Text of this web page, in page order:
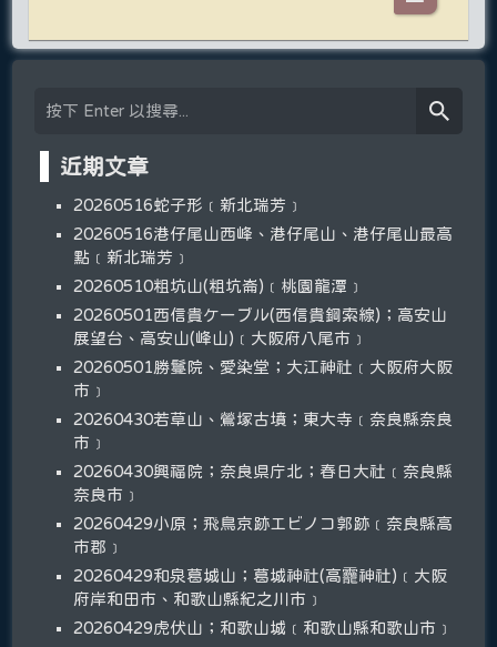
近期文章
20260516蛇子形﹝新北瑞芳﹞
20260516港仔尾山西峰、港仔尾山、港仔尾山最高
點﹝新北瑞芳﹞
20260510粗坑山(粗坑崙)﹝桃園龍潭﹞
20260501西信貴ケーブル(西信貴鋼索線)；高安山
展望台、高安山(峰山)﹝大阪府八尾市﹞
20260501勝鬘院、愛染堂；大江神社﹝大阪府大阪
市﹞
20260430若草山、鶯塚古墳；東大寺﹝奈良縣奈良
市﹞
20260430興福院；奈良県庁北；春日大社﹝奈良縣
奈良市﹞
20260429小原；飛鳥京跡エビノコ郭跡﹝奈良縣高
市郡﹞
20260429和泉葛城山；葛城神社(高龗神社)﹝大阪
府岸和田市、和歌山縣紀之川市﹞
20260429虎伏山；和歌山城﹝和歌山縣和歌山市﹞